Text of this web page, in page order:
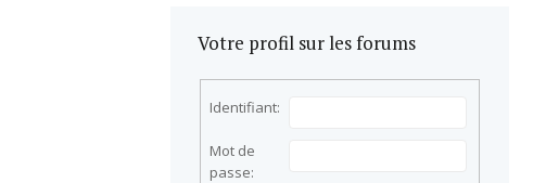
Votre profil sur les forums
Identifiant:
Mot de
passe: